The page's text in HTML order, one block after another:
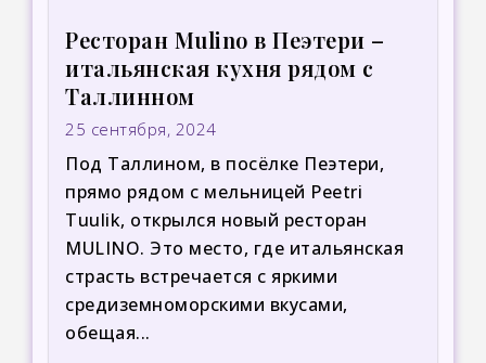
Ресторан Mulino в Пеэтери –
итальянская кухня рядом с
Таллинном
25 сентября, 2024
Под Таллином, в посёлке Пеэтери,
прямо рядом с мельницей Peetri
Tuulik, открылся новый ресторан
MULINO. Это место, где итальянская
страсть встречается с яркими
средиземноморскими вкусами,
обещая...